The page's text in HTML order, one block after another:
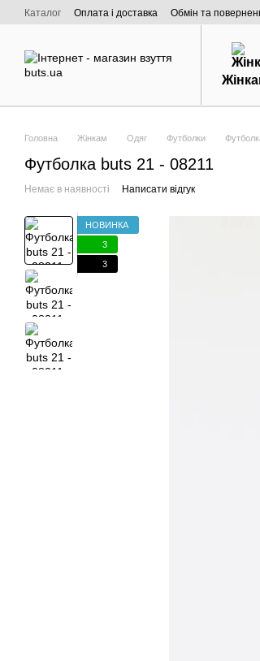
Перейти к основному контенту
Каталог Оплата і доставка Обмін та
Про нас
Головна Жінкам Одяг Футболки
Футболка buts 21 - 08211
Немає в наявності Написати відгук
НОВИНКА
3
3